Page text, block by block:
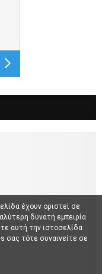
έχουν οριστεί σε
δυνατή εμπειρία
αυτή την ιστοσελίδα
σας τότε συναινείτε σε